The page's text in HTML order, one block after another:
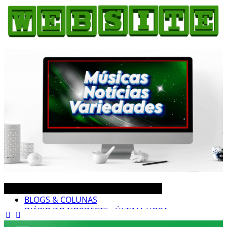
DIÁRIO DO NORDESTE - ÚLTIMA HORA
PODCAST - PONTO DE VISTA
BRASIL DE FATO - ÚLTIMAS NOTÍCIAS